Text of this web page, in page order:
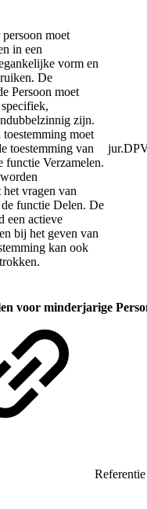
moet
in een
vorm en
De
Persoon moet
zijn.
moet
toestemming van
functie Verzamelen.
het vragen van
functie Delen. De
een actieve
bij het geven van
kan ook
voor minderjarige
Referentie